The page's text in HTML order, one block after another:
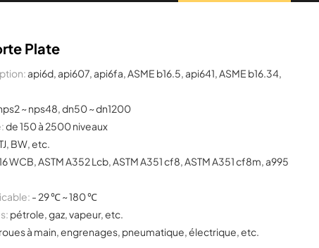
Plate
api6d, api607, api6fa, ASME b16.5, api641, ASME b16.34,
~ nps48, dn50 ~ dn1200
de 150 à 2500 niveaux
BW, etc.
WCB, ASTM A352 Lcb, ASTM A351 cf8, ASTM A351 cf8m, a995
- 29 ℃ ~ 180 ℃
pétrole, gaz, vapeur, etc.
roues à main, engrenages, pneumatique, électrique, etc.